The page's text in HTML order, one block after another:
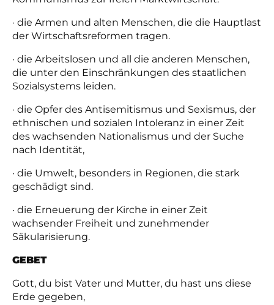
· die Armen und alten Menschen, die die Hauptlast
der Wirtschaftsreformen tragen.
· die Arbeitslosen und all die anderen Menschen,
die unter den Einschränkungen des staatlichen
Sozialsystems leiden.
· die Opfer des Antisemitismus und Sexismus, der
ethnischen und sozialen Intoleranz in einer Zeit
des wachsenden Nationalismus und der Suche
nach Identität,
· die Umwelt, besonders in Regionen, die stark
geschädigt sind.
· die Erneuerung der Kirche in einer Zeit
wachsender Freiheit und zunehmender
Säkularisierung.
GEBET
Gott, du bist Vater und Mutter, du hast uns diese
Erde gegeben,